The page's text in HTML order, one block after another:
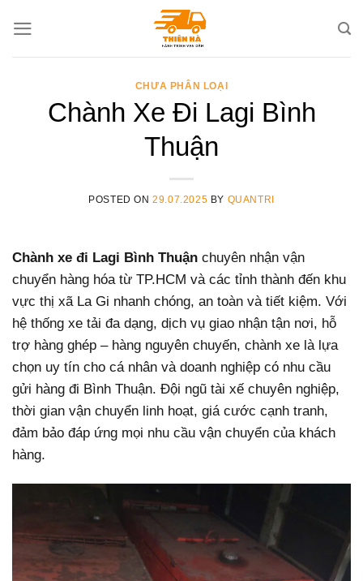
CHƯA PHÂN LOẠI
Chành Xe Đi Lagi Bình
Thuận
POSTED ON29.07.2025 BY QUANTRI
Chành xe đi Lagi Bình Thuận chuyên nhận vận
chuyển hàng hóa từ TP.HCM và các tỉnh thành đến khu
vực thị xã La Gi nhanh chóng, an toàn và tiết kiệm. Với
hệ thống xe tải đa dạng, dịch vụ giao nhận tận nơi, hỗ
trợ hàng ghép – hàng nguyên chuyến, chành xe là lựa
chọn uy tín cho cá nhân và doanh nghiệp có nhu cầu
gửi hàng đi Bình Thuận. Đội ngũ tài xế chuyên nghiệp,
thời gian vận chuyển linh hoạt, giá cước cạnh tranh,
đảm bảo đáp ứng mọi nhu cầu vận chuyển của khách
hàng.